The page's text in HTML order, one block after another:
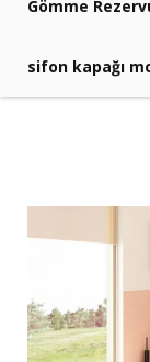
Gömme
sifon kapağı